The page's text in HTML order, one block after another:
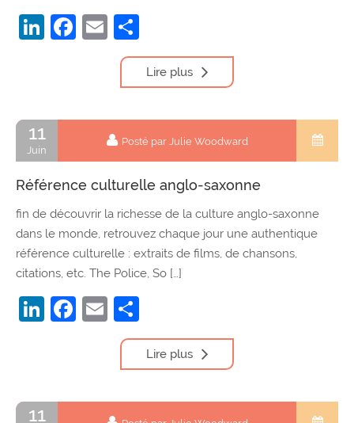
LinkedIn
Facebook
Email
Lire plus
11
Juin
Posté par Julie Woodward
Référence culturelle anglo-saxonne
fin de découvrir la richesse de la culture anglo-saxonne
dans le monde, retrouvez chaque jour une authentique
référence culturelle : extraits de films, de chansons,
citations, etc. The Police, So […]
LinkedIn
Facebook
Email
Lire plus
11